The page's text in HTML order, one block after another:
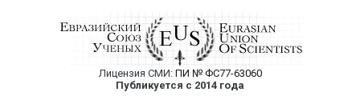
Евразийский Союз Ученых —
Лицензия СМИ: ПИ № ФС77-63060
Публикуется с 2014 года